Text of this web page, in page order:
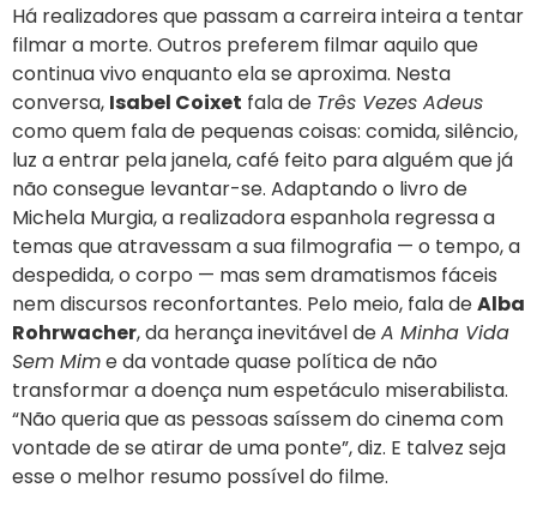
Há realizadores que passam a carreira inteira a tentar
filmar a morte. Outros preferem filmar aquilo que
continua vivo enquanto ela se aproxima. Nesta
conversa, Isabel Coixet fala de Três Vezes Adeus
como quem fala de pequenas coisas: comida, silêncio,
luz a entrar pela janela, café feito para alguém que já
não consegue levantar-se. Adaptando o livro de
Michela Murgia, a realizadora espanhola regressa a
temas que atravessam a sua filmografia — o tempo, a
despedida, o corpo — mas sem dramatismos fáceis
nem discursos reconfortantes. Pelo meio, fala deAlba
Rohrwacher, da herança inevitável deA Minha Vida
Sem Mime da vontade quase política de não
transformar a doença num espetáculo miserabilista.
“Não queria que as pessoas saíssem do cinema com
vontade de se atirar de uma ponte”, diz. E talvez seja
esse o melhor resumo possível do filme.